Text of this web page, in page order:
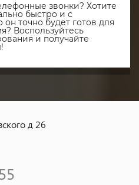
звонки? Хотите
быстро и с
точно будет готов для
Воспользуйтесь
и получайте
д 26